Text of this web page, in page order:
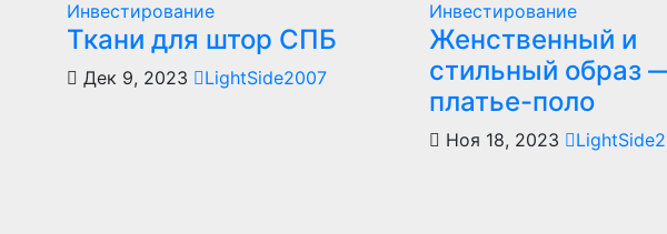
Инвестирование
Ткани для штор СПБ
Дек 9, 2023 LightSide2007
Инвестирование
Женственный и
стильный образ
платье-поло
Ноя 18, 2023